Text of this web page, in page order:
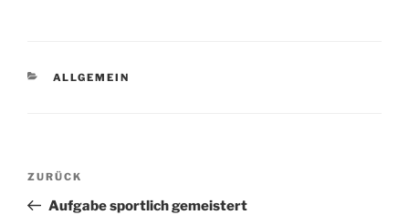
KATEGORIEN
ALLGEMEIN
Beitragsnavigation
Vorheriger
Beitrag
ZURÜCK
Aufgabe sportlich gemeistert